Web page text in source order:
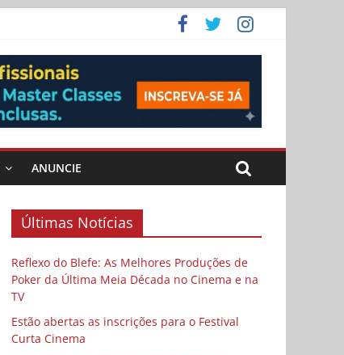
ANUNCIE
Últimas Notícias
Reflexo do Blefe: As Melhores Produções de
Poker da Última Meia Década no Cinema e na
TV
Estão abertas as inscrições para o Festival
Curta Cinema